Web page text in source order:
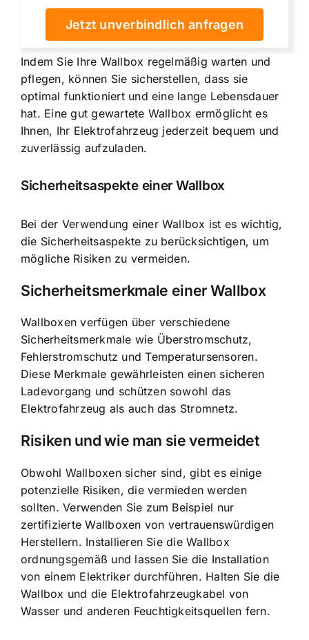
Jetzt unverbindlich anfragen
Indem Sie Ihre Wallbox regelmäßig warten und
pflegen, können Sie sicherstellen, dass sie
optimal funktioniert und eine lange Lebensdauer
hat. Eine gut gewartete Wallbox ermöglicht es
Ihnen, Ihr Elektrofahrzeug jederzeit bequem und
zuverlässig aufzuladen.
Sicherheitsaspekte einer Wallbox
Bei der Verwendung einer Wallbox ist es wichtig,
die Sicherheitsaspekte zu berücksichtigen, um
mögliche Risiken zu vermeiden.
Sicherheitsmerkmale einer Wallbox
Wallboxen verfügen über verschiedene
Sicherheitsmerkmale wie Überstromschutz,
Fehlerstromschutz und Temperatursensoren.
Diese Merkmale gewährleisten einen sicheren
Ladevorgang und schützen sowohl das
Elektrofahrzeug als auch das Stromnetz.
Risiken und wie man sie vermeidet
Obwohl Wallboxen sicher sind, gibt es einige
potenzielle Risiken, die vermieden werden
sollten. Verwenden Sie zum Beispiel nur
zertifizierte Wallboxen von vertrauenswürdigen
Herstellern. Installieren Sie die Wallbox
ordnungsgemäß und lassen Sie die Installation
von einem Elektriker durchführen. Halten Sie die
Wallbox und die Elektrofahrzeugkabel von
Wasser und anderen Feuchtigkeitsquellen fern.